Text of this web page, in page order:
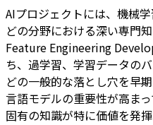
AIプロジェクトには、機械
どの分野における深い専門
Feature Engineering
ち、過学習、学習データの
どの一般的な落とし穴を早
言語モデルの重要性が高ま
固有の知識が特に価値を発揮